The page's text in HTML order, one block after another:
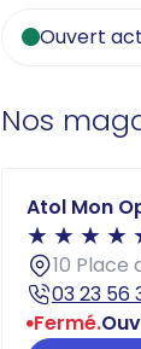
Ouvert
Nos
Atol Mon
10 Place
03 23 56
Fermé.